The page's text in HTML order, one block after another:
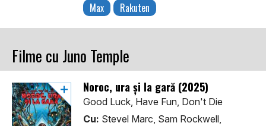
Max Rakuten
Filme cu Juno Temple
Noroc, ura și la gară (2025)
Good Luck, Have Fun, Don't Die
Cu: Stevel Marc, Sam Rockwell,